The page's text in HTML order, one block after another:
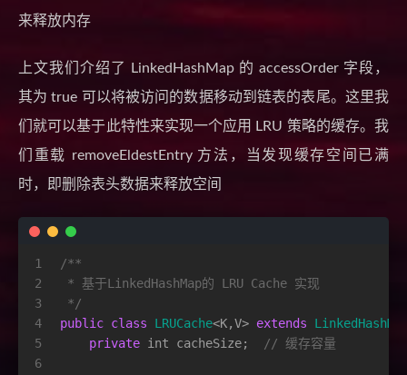
来释放内存
上文我们介绍了 LinkedHashMap 的 accessOrder 字段，
其为 true 可以将被访问的数据移动到链表的表尾。这里我
们就可以基于此特性来实现一个应用 LRU 策略的缓存。我
们重载 removeEldestEntry 方法，当发现缓存空间已满
时，即删除表头数据来释放空间
1
2
3
4
5
6
/**
* 基于LinkedHashMap的 LRU Cache 实现
*/
public class LRUCache<K,V> extends
private int cacheSize; // 缓存容量